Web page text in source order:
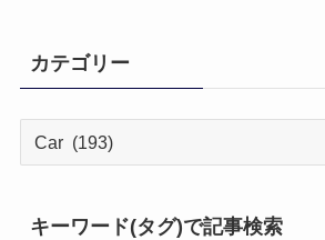
カテゴリー
キーワード(タグ)で記事検索